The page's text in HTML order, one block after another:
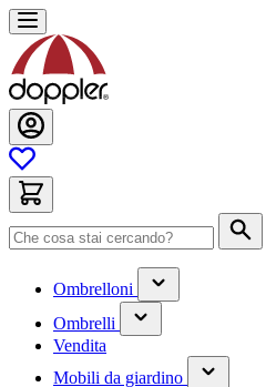
Salta
al
contenuto
Ombrelloni
(contiene
un
sottomenu)
Ombrelli
(contiene
un
Vendita
Mobili da giardino
(contiene